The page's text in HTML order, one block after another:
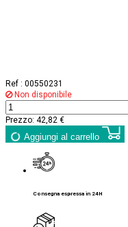
Ref : 00550231
Non disponibile
Prezzo: 42,82 €
Aggiungi al carrello
Consegna espressa in 24H